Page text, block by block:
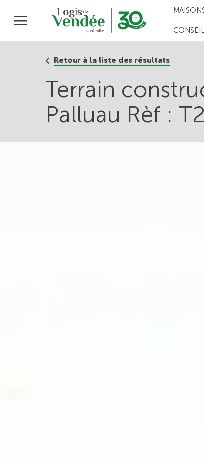
Retour à la liste des résultats
Terrain
Palluau Rèf :